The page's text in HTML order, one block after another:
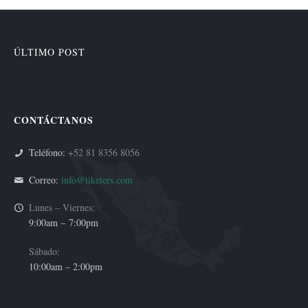
ÚLTIMO POST
CONTÁCTANOS
Teléfono: +52 81 8356 8056
Correo: info@tiketers.com
Lunes – Viernes:
9:00am – 7:00pm
Sábado:
10:00am – 2:00pm